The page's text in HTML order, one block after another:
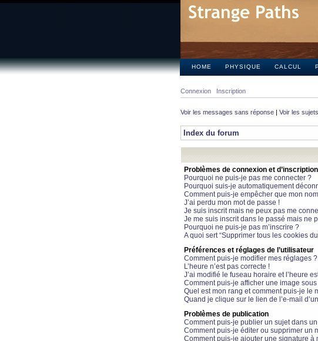
HOME PHYSIQUE CALCUL
Connexion Inscription
Voir les messages sans réponse | Voir les
Index du forum
Problèmes de connexion et d’inscription
Pourquoi ne puis-je pas me connecter ?
Pourquoi suis-je automatiquement
Comment puis-je empêcher que mon
J’ai perdu mon mot de passe !
Je suis inscrit mais ne peux pas me
Je me suis inscrit dans le passé mais ne
Pourquoi ne puis-je pas m’inscrire ?
A quoi sert “Supprimer tous les cookies
Préférences et réglages de l’utilisateur
Comment puis-je modifier mes réglages ?
L’heure n’est pas correcte !
J’ai modifié le fuseau horaire et l’heure
Comment puis-je afficher une image
Quel est mon rang et comment puis-je le
Quand je clique sur le lien de l’e-mail
Problèmes de publication
Comment puis-je publier un sujet dans
Comment puis-je éditer ou supprimer un
Comment puis-je ajouter une signature à